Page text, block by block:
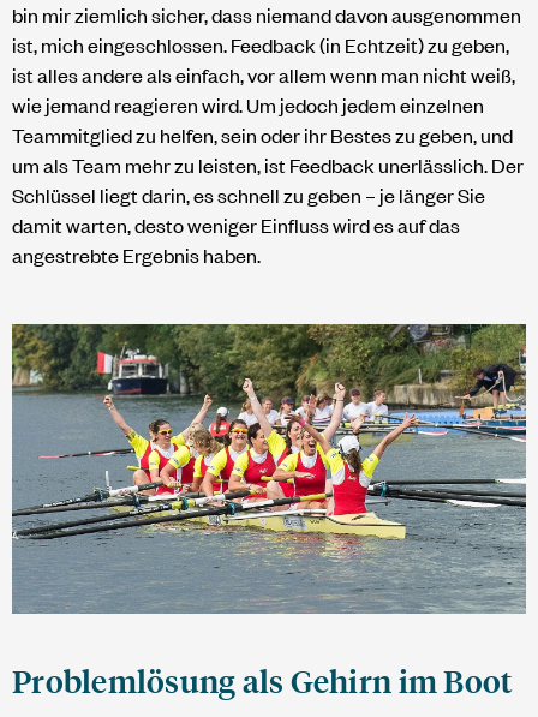
bin mir ziemlich sicher, dass niemand davon ausgenommen
ist, mich eingeschlossen. Feedback (in Echtzeit) zu geben,
ist alles andere als einfach, vor allem wenn man nicht weiß,
wie jemand reagieren wird. Um jedoch jedem einzelnen
Teammitglied zu helfen, sein oder ihr Bestes zu geben, und
um als Team mehr zu leisten, ist Feedback unerlässlich. Der
Schlüssel liegt darin, es schnell zu geben – je länger Sie
damit warten, desto weniger Einfluss wird es auf das
angestrebte Ergebnis haben.
Problemlösung als Gehirn im Boot